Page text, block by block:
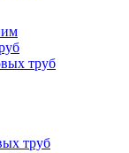
труб
труб